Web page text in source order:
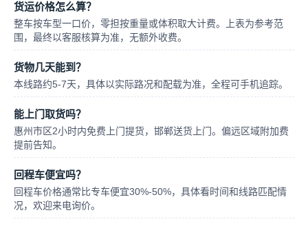
货运价格怎么算？
整车按车型一口价，零担按重量或体积取大计费。上表为参考范
围，最终以客服核算为准，无额外收费。
货物几天能到？
本线路约5-7天，具体以实际路况和配载为准，全程可手机追踪。
能上门取货吗？
惠州市区2小时内免费上门提货，邯郸送货上门。偏远区域附加费
提前告知。
回程车便宜吗？
回程车价格通常比专车便宜30%-50%，具体看时间和线路匹配情
况，欢迎来电询价。